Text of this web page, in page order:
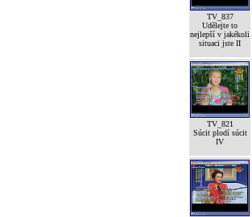
TV_837
Udělejte to
nejlepší v jakékoli
situaci jste II
TV_821
Súcit plodí súcit
IV